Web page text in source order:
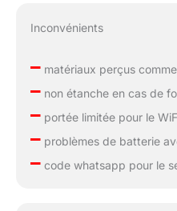
Inconvénients
–matériaux perçus
–non étanche en cas de
–portée limitée pour le
–problèmes de batterie
–code whatsapp pour le